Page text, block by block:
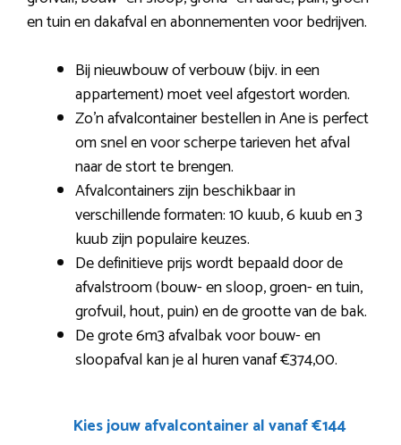
en tuin en dakafval en abonnementen voor bedrijven.
Bij nieuwbouw of verbouw (bijv. in een
appartement) moet veel afgestort worden.
Zo’n afvalcontainer bestellen in Ane is perfect
om snel en voor scherpe tarieven het afval
naar de stort te brengen.
Afvalcontainers zijn beschikbaar in
verschillende formaten: 10 kuub, 6 kuub en 3
kuub zijn populaire keuzes.
De definitieve prijs wordt bepaald door de
afvalstroom (bouw- en sloop, groen- en tuin,
grofvuil, hout, puin) en de grootte van de bak.
De grote 6m3 afvalbak voor bouw- en
sloopafval kan je al huren vanaf €374,00.
Kies jouw afvalcontainer al vanaf €144